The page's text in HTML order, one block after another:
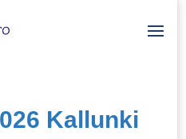
Kallunki